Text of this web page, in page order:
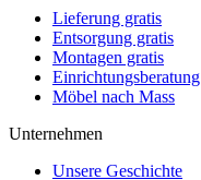
Lieferung gratis
Entsorgung gratis
Montagen gratis
Einrichtungsberatung
Möbel nach Mass
Unternehmen
Unsere Geschichte